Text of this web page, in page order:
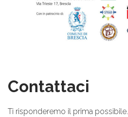
Contattaci
Ti risponderemo il prima possibile.